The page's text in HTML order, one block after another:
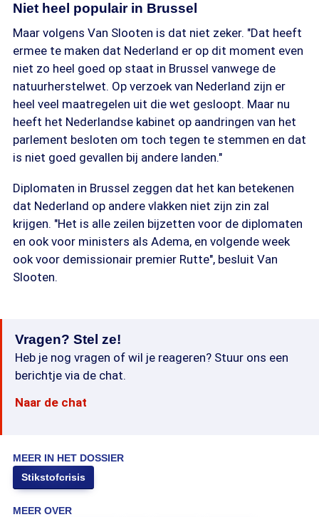
Niet heel populair in Brussel
Maar volgens Van Slooten is dat niet zeker. "Dat heeft
ermee te maken dat Nederland er op dit moment even
niet zo heel goed op staat in Brussel vanwege de
natuurherstelwet. Op verzoek van Nederland zijn er
heel veel maatregelen uit die wet gesloopt. Maar nu
heeft het Nederlandse kabinet op aandringen van het
parlement besloten om toch tegen te stemmen en dat
is niet goed gevallen bij andere landen."
Diplomaten in Brussel zeggen dat het kan betekenen
dat Nederland op andere vlakken niet zijn zin zal
krijgen. "Het is alle zeilen bijzetten voor de diplomaten
en ook voor ministers als Adema, en volgende week
ook voor demissionair premier Rutte", besluit Van
Slooten.
Vragen? Stel ze!
Heb je nog vragen of wil je reageren? Stuur ons een
berichtje via de chat.
Naar de chat
MEER IN HET DOSSIER
Stikstofcrisis
MEER OVER